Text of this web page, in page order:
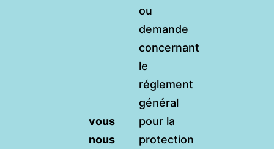
vous
nous
ou
demande
concernant
le
réglement
général
pour la
protection